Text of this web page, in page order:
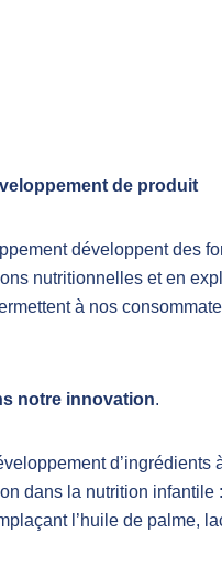
de produit
développent des
nutritionnelles et en
à nos
notre innovation.
d’ingrédients
dans la nutrition infantile
l’huile de palme,